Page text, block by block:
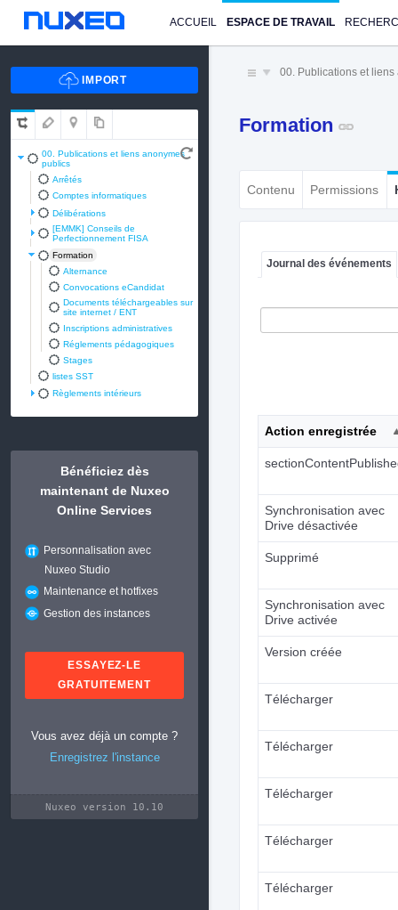
ACCUEIL ESPACE DE TRAVAIL
00. Publications et liens anonymes
publics
Arrêtés
Comptes informatiques
Délibérations
[EMMK] Conseils de
Perfectionnement FISA
Formation
Alternance
Convocations eCandidat
Documents téléchargeables sur
site internet / ENT
Inscriptions administratives
Réglements pédagogiques
Stages
listes SST
Règlements intérieurs
Bénéficiez dès
maintenant de Nuxeo
Online Services
Personnalisation avec
Nuxeo Studio
Maintenance et hotfixes
Gestion des instances
ESSAYEZ-LE
GRATUITEMENT
Vous avez déjà un compte ?
Enregistrez l'instance
Nuxeo version 10.10
00. Publications et
Formation
Contenu Permissions
Journal des événements
Action enregistrée
Synchronisation avec
Drive désactivée
Supprimé
Synchronisation avec
Drive activée
Version créée
Télécharger
Télécharger
Télécharger
Télécharger
Télécharger